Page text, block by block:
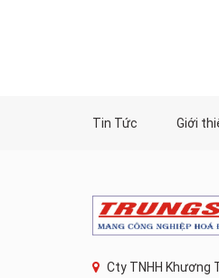
Tin Tức Giới
Cty TNHH Khương